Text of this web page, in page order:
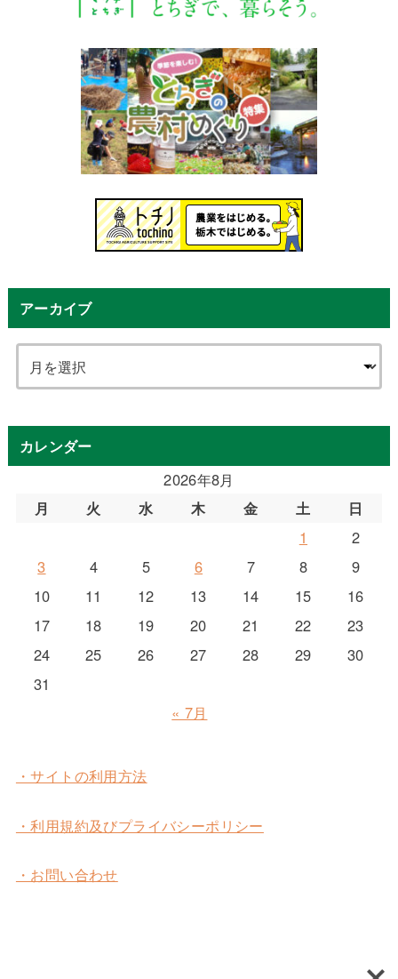
アーカイブ
カレンダー
2026年8月
月
火 水 木 金 土
日
1
2
3
4 5 6 7 8
9
10
11 12 13 14 15
16
17
18 19 20 21 22
23
24
25 26 27 28 29
30
31
« 7月
・サイトの利用方法
・利用規約及びプライバシーポリシー
・お問い合わせ